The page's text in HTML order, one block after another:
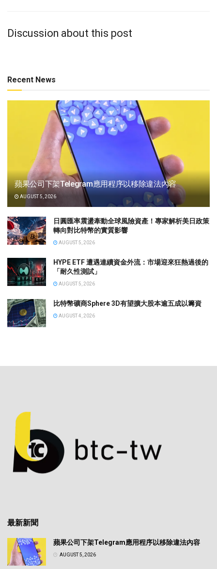
Discussion about this post
Recent News
蘋果公司下架Telegram應用程序以移除違法內容
AUGUST 5, 2026
日圓匯率震盪牽動全球風險資產！專家解析美日政策
轉向對比特幣的實質影響
AUGUST 5, 2026
HYPE ETF 遭遇連續資金外流：市場迎來狂熱過後的
「耐久性測試」
AUGUST 5, 2026
比特幣礦商Sphere 3D有望擴大股本逾五成以籌資
AUGUST 4, 2026
最新新聞
蘋果公司下架Telegram應用程序以移除違法內容
AUGUST 5, 2026